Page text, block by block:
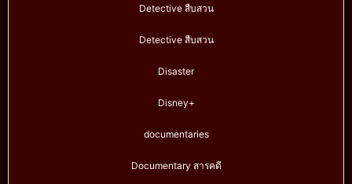
Detective สืบสวน
Detective สืบสวน
Disaster
Disney+
documentaries
Documentary สารคดี